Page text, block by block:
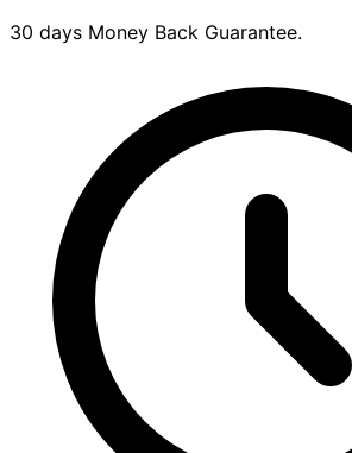
30 days Money Back Guarantee.